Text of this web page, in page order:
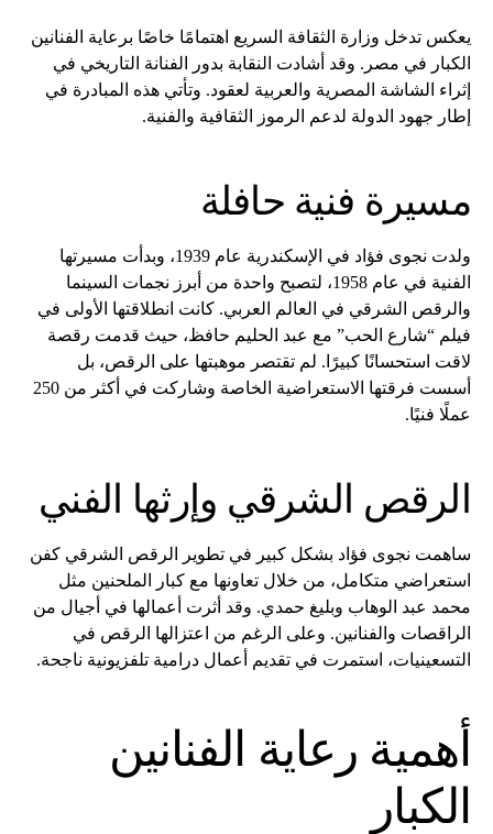
يعكس تدخل وزارة الثقافة السريع اهتمامًا خاصًا برعاية الفنانين
الكبار في مصر. وقد أشادت النقابة بدور الفنانة التاريخي في
إثراء الشاشة المصرية والعربية لعقود. وتأتي هذه المبادرة في
إطار جهود الدولة لدعم الرموز الثقافية والفنية.
مسيرة فنية حافلة
ولدت نجوى فؤاد في الإسكندرية عام 1939، وبدأت مسيرتها
الفنية في عام 1958، لتصبح واحدة من أبرز نجمات السينما
والرقص الشرقي في العالم العربي. كانت انطلاقتها الأولى في
فيلم “شارع الحب” مع عبد الحليم حافظ، حيث قدمت رقصة
لاقت استحسانًا كبيرًا. لم تقتصر موهبتها على الرقص، بل
أسست فرقتها الاستعراضية الخاصة وشاركت في أكثر من 250
عملًا فنيًا.
الرقص الشرقي وإرثها الفني
ساهمت نجوى فؤاد بشكل كبير في تطوير الرقص الشرقي كفن
استعراضي متكامل، من خلال تعاونها مع كبار الملحنين مثل
محمد عبد الوهاب وبليغ حمدي. وقد أثرت أعمالها في أجيال من
الراقصات والفنانين. وعلى الرغم من اعتزالها الرقص في
التسعينيات، استمرت في تقديم أعمال درامية تلفزيونية ناجحة.
أهمية رعاية الفنانين
الكبار